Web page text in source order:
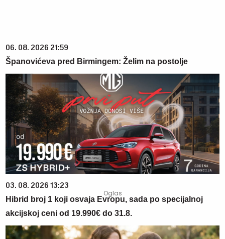
06. 08. 2026 21:59
Španovićeva pred Birmingem: Želim na postolje
03. 08. 2026 13:23
Hibrid broj 1 koji osvaja Evropu, sada po specijalnoj
akcijskoj ceni od 19.990€ do 31.8.